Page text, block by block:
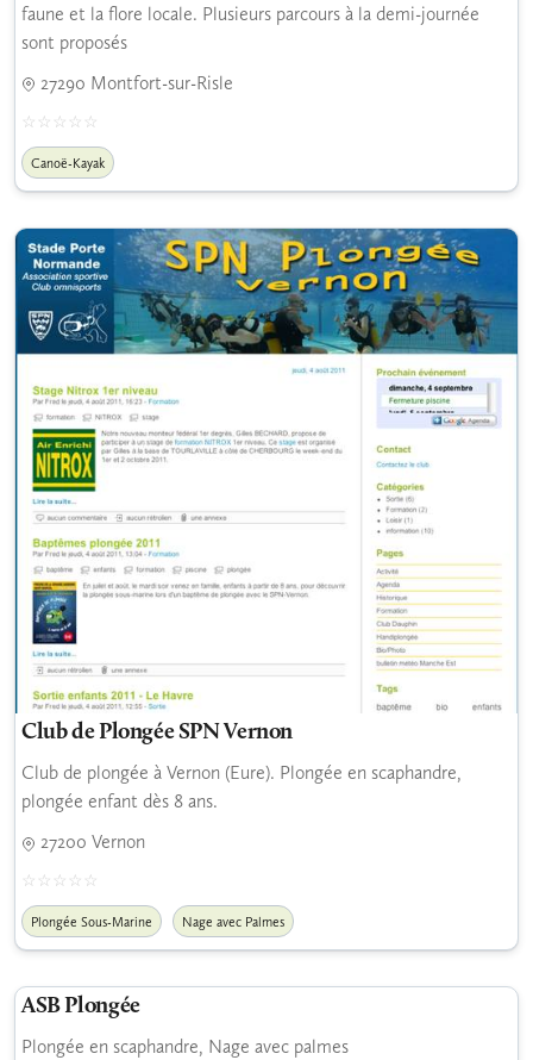
faune et la flore locale. Plusieurs parcours à la demi-journée
sont proposés
27290 Montfort-sur-Risle
Canoë-Kayak
Club de Plongée SPN Vernon
Club de plongée à Vernon (Eure). Plongée en scaphandre,
plongée enfant dès 8 ans.
27200 Vernon
Plongée Sous-Marine Nage avec Palmes
ASB Plongée
Plongée en scaphandre, Nage avec palmes